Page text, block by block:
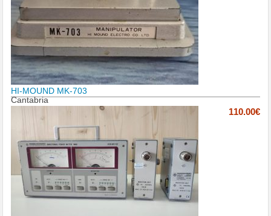
HI-MOUND MK-703
Cantabria
110.00€